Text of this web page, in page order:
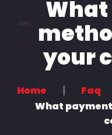
your
Home Faq
What